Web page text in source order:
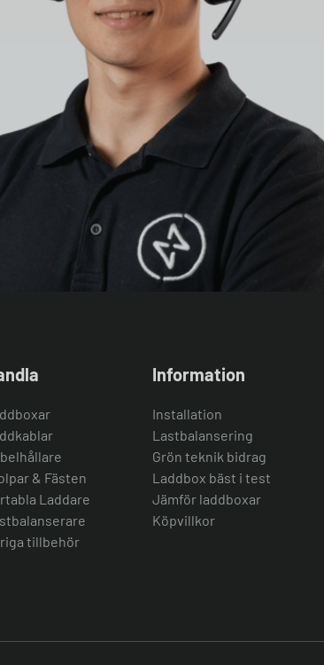
& Fästen
Laddare
tillbehör
Information
Installation
Lastbalansering
Grön teknik bidrag
Laddbox bäst i test
Jämför laddboxar
Köpvillkor